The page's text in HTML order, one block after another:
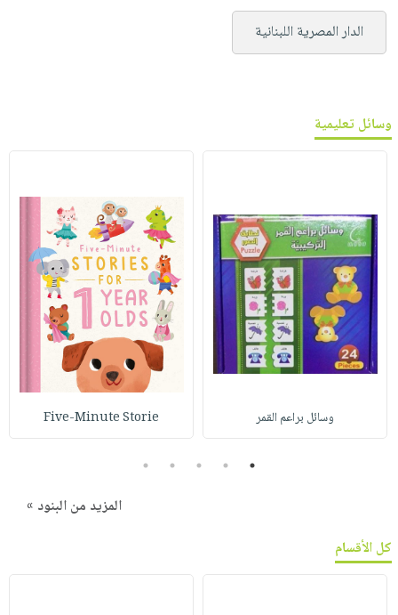
الدار المصرية اللبنانية
وسائل تعليمية
وسائل براعم القمر Five-Minute Storie
1
2
3
4
5
المزيد من البنود »
كل الأقسام